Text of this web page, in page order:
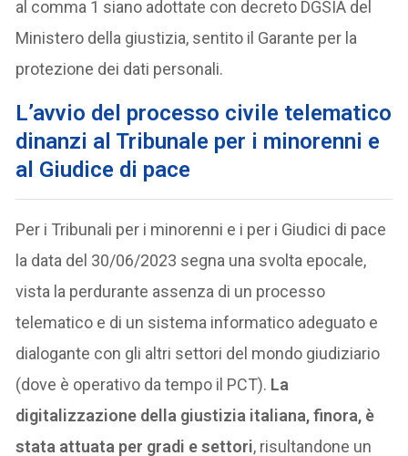
al comma 1 siano adottate con decreto DGSIA del
Ministero della giustizia, sentito il Garante per la
protezione dei dati personali.
L’avvio del processo civile telematico
dinanzi al Tribunale per i minorenni e
al Giudice di pace
Per i Tribunali per i minorenni e i per i Giudici di pace
la data del 30/06/2023 segna una svolta epocale,
vista la perdurante assenza di un processo
telematico e di un sistema informatico adeguato e
dialogante con gli altri settori del mondo giudiziario
(dove è operativo da tempo il PCT). La
digitalizzazione della giustizia italiana, finora, è
stata attuata per gradi e settori, risultandone un